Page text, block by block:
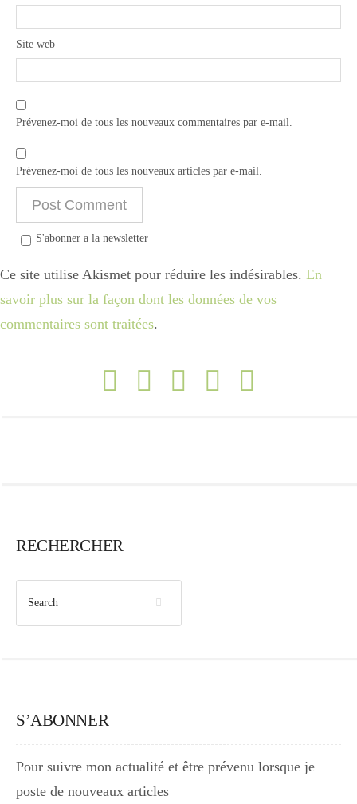
Site web
Prévenez-moi de tous les nouveaux commentaires par e-mail.
Prévenez-moi de tous les nouveaux articles par e-mail.
S'abonner a la newsletter
Ce site utilise Akismet pour réduire les indésirables. En
savoir plus sur la façon dont les données de vos
commentaires sont traitées.
RECHERCHER
S’ABONNER
Pour suivre mon actualité et être prévenu lorsque je
poste de nouveaux articles